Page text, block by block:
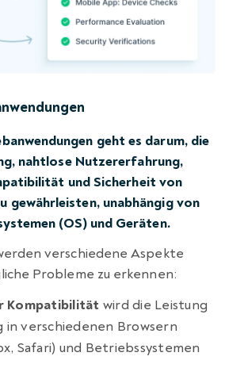
geht es darum, die
nahtlose Nutzererfahrung,
und Sicherheit von
gewährleisten, unabhängig von
(OS) und Geräten.
verschiedene Aspekte
Probleme zu erkennen:
Kompatibilität wird die Leistung
in verschiedenen Browsern
Safari) und Betriebssystemen